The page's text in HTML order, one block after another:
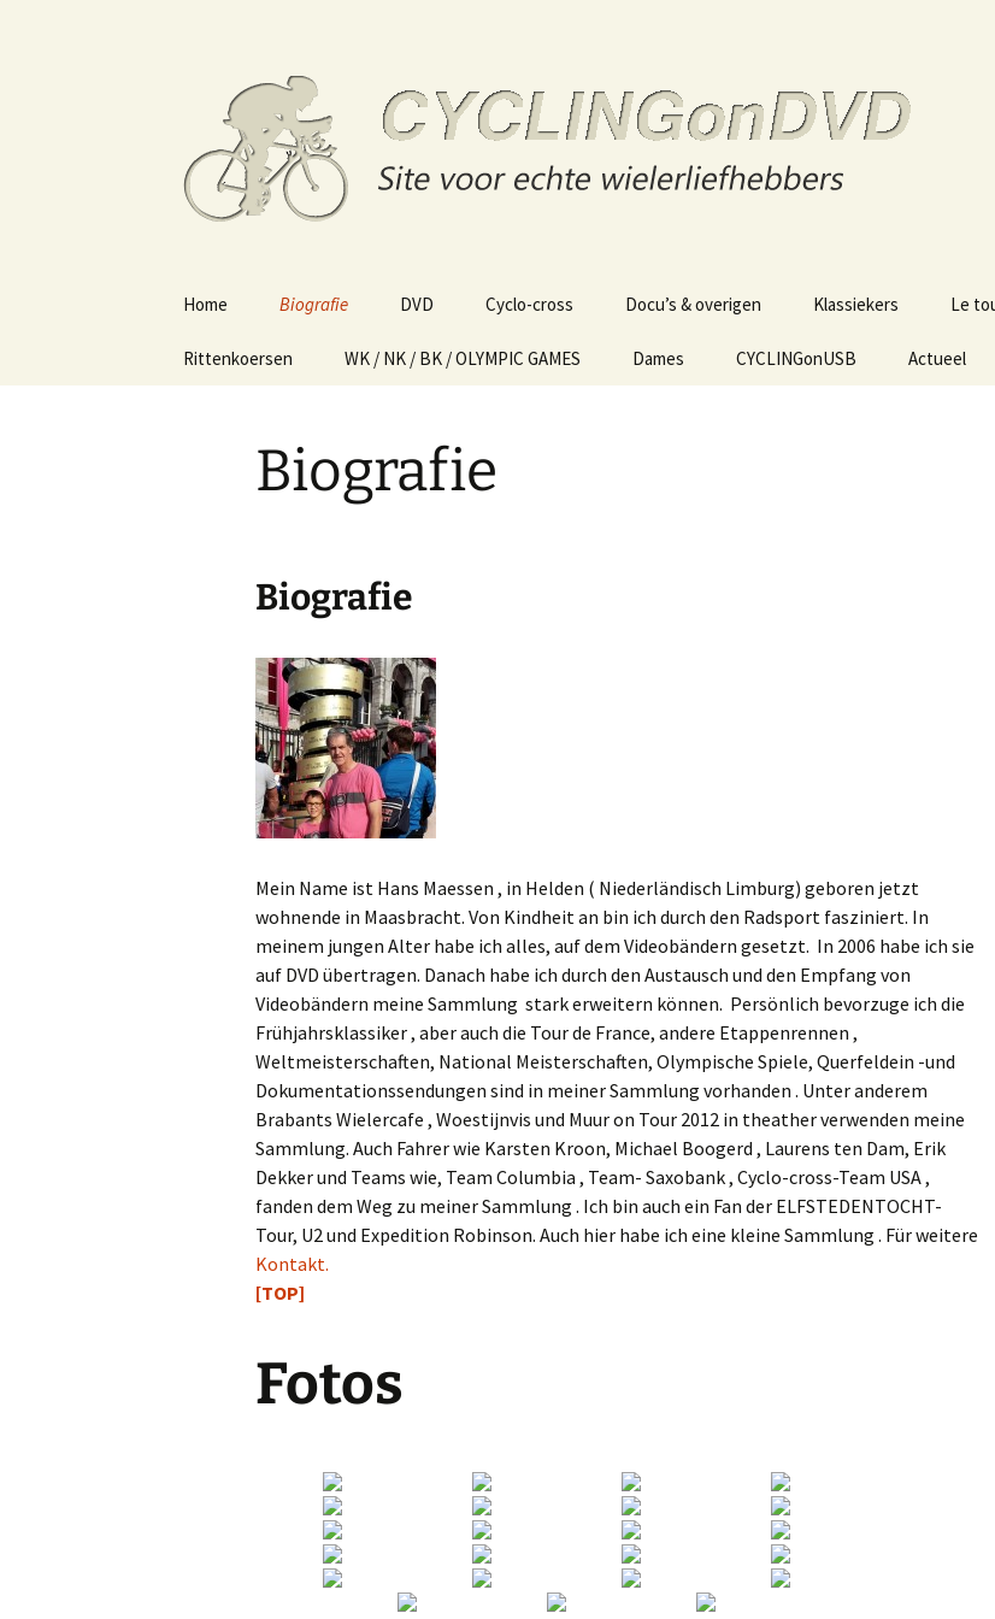
Cycling on DVD
Home Biografie DVD Cyclo-cross Docu’s & overigen Klassiekers Le
Rittenkoersen WK / NK / BK / OLYMPIC GAMES Dames CYCLINGonUSB Actueel
Biografie
Biografie
Mein Name ist Hans Maessen , in Helden ( Niederländisch Limburg) geboren jetzt
wohnende in Maasbracht. Von Kindheit an bin ich durch den Radsport fasziniert. In
meinem jungen Alter habe ich alles, auf dem Videobändern gesetzt. In 2006 habe ich sie
auf DVD übertragen. Danach habe ich durch den Austausch und den Empfang von
Videobändern meine Sammlung stark erweitern können. Persönlich bevorzuge ich die
Frühjahrsklassiker , aber auch die Tour de France, andere Etappenrennen ,
Weltmeisterschaften, National Meisterschaften, Olympische Spiele, Querfeldein -und
Dokumentationssendungen sind in meiner Sammlung vorhanden . Unter anderem
Brabants Wielercafe , Woestijnvis und Muur on Tour 2012 in theather verwenden meine
Sammlung. Auch Fahrer wie Karsten Kroon, Michael Boogerd , Laurens ten Dam, Erik
Dekker und Teams wie, Team Columbia , Team- Saxobank , Cyclo-cross-Team USA ,
fanden dem Weg zu meiner Sammlung . Ich bin auch ein Fan der ELFSTEDENTOCHT-
Tour, U2 und Expedition Robinson. Auch hier habe ich eine kleine Sammlung . Für weitere
Kontakt.
[TOP]
Fotos